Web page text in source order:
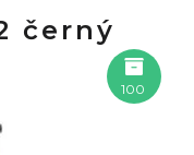
černý
100